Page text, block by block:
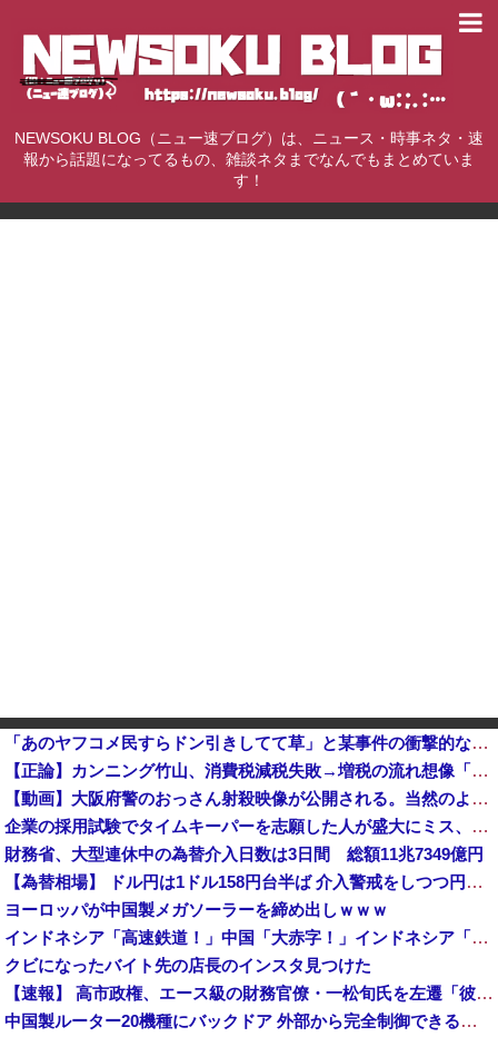
NEWSOKU BLOG（ニュー速ブログ）は、ニュース・時事ネタ・速
報から話題になってるもの、雑談ネタまでなんでもまとめていま
す！
「あのヤフコメ民すらドン引きしてて草」と某事件の衝撃的な公判が話題に、なんか変な力が働いてんのかってくらい……他
【正論】カンニング竹山、消費税減税失敗→増税の流れ想像「次誰が総理やりたいと思います？」
【動画】大阪府警のおっさん射殺映像が公開される。当然のように無抵抗だったことが発覚
企業の採用試験でタイムキーパーを志願した人が盛大にミス、グループは険悪になりタイムアップとなったが……
財務省、大型連休中の為替介入日数は3日間 総額11兆7349億円
【為替相場】 ドル円は1ドル158円台半ば 介入警戒をしつつ円売りが続行
ヨーロッパが中国製メガソーラーを締め出しｗｗｗ
インドネシア「高速鉄道！」中国「大赤字！」インドネシア「運営会社の株式購入！（負債対策」中国「はい（巨額負債」インドネシア「700km延伸計画！（実質中止」→
クビになったバイト先の店長のインスタ見つけた
【速報】 高市政権、エース級の財務官僚・一松旬氏を左遷「彼は協力的でなかった」財務省の言いなりではないことが判明
中国製ルーター20機種にバックドア 外部から完全制御できる機能が仕込まれていた